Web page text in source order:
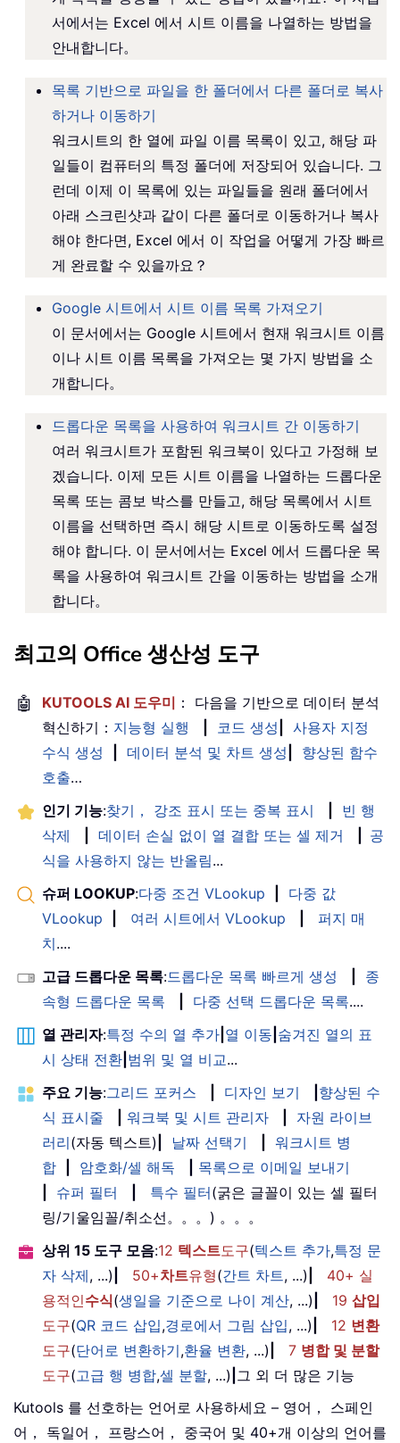
서에서는 Excel 에서 시트 이름을 나열하는 방법을
안내합니다。
목록 기반으로 파일을 한 폴더에서 다른 폴더로 복사
하거나 이동하기
워크시트의 한 열에 파일 이름 목록이 있고, 해당 파
일들이 컴퓨터의 특정 폴더에 저장되어 있습니다. 그
런데 이제 이 목록에 있는 파일들을 원래 폴더에서
아래 스크린샷과 같이 다른 폴더로 이동하거나 복사
해야 한다면, Excel 에서 이 작업을 어떻게 가장 빠르
게 완료할 수 있을까요？
Google 시트에서 시트 이름 목록 가져오기
이 문서에서는 Google 시트에서 현재 워크시트 이름
이나 시트 이름 목록을 가져오는 몇 가지 방법을 소
개합니다。
드롭다운 목록을 사용하여 워크시트 간 이동하기
여러 워크시트가 포함된 워크북이 있다고 가정해 보
겠습니다. 이제 모든 시트 이름을 나열하는 드롭다운
목록 또는 콤보 박스를 만들고, 해당 목록에서 시트
이름을 선택하면 즉시 해당 시트로 이동하도록 설정
해야 합니다. 이 문서에서는 Excel 에서 드롭다운 목
록을 사용하여 워크시트 간을 이동하는 방법을 소개
합니다。
최고의 Office 생산성 도구
🤖 KUTOOLS AI 도우미 ： 다음을 기반으로 데이터 분석
혁신하기： 지능형 실행 코드 생성
사용자 지정
수식 생성
데이터 분석 및 차트 생성
향상된 함수
호출…
인기 기능:찾기， 강조 표시 또는 중복 표시
빈 행
삭제
데이터 손실 없이 열 결합 또는 셀 제거
공
식을 사용하지 않는 반올림...
슈퍼 LOOKUP:다중 조건 VLookup
다중 값
VLookup
여러 시트에서 VLookup
퍼지 매
치....
고급 드롭다운 목록:드롭다운 목록 빠르게 생성
종
속형 드롭다운 목록
다중 선택 드롭다운 목록....
열 관리자:특정 수의 열 추가 열 이동 숨겨진 열의 표
시 상태 전환 범위 및 열 비교...
주요 기능:그리드 포커스 디자인 보기
향상된 수
식 표시줄
워크북 및 시트 관리자
자원 라이브
러리(자동 텍스트) 날짜 선택기
워크시트 병
합
암호화/셀 해독
목록으로 이메일 보내기
슈퍼 필터 특수 필터(굵은 글꼴이 있는 셀 필터
링/기울임꼴/취소선。。。) 。。。
상위 15 도구 모음:12 텍스트도구(텍스트 추가,특정 문
자 삭제, ...) 50+차트유형(간트 차트, ...)
40+ 실
용적인수식(생일을 기준으로 나이 계산, ...) 19 삽입
도구(QR 코드 삽입,경로에서 그림 삽입, ...) 12 변환
도구(단어로 변환하기,환율 변환, ...) 7 병합 및 분할
도구(고급 행 병합,셀 분할, ...) 그 외 더 많은 기능
Kutools 를 선호하는 언어로 사용하세요 – 영어， 스페인
어， 독일어， 프랑스어， 중국어 및 40+개 이상의 언어를